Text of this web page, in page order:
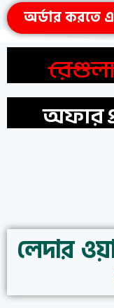
অর্ডার করতে
অফার
লেদার